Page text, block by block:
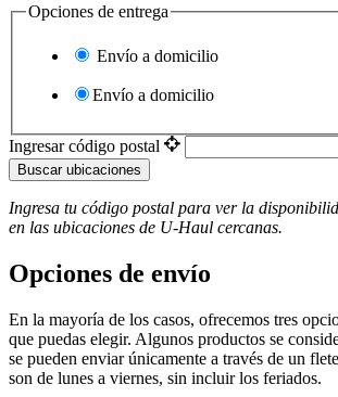
Opciones de entrega
Envío a domicilio
Envío a domicilio
Ingresar código postal
Buscar ubicaciones
Ingresa tu código postal para ver la
en las ubicaciones de U-Haul ​​​​​​​ cercanas.
Opciones de envío
En la mayoría de los casos, ofrecemos tres
que puedas elegir. Algunos productos se
se pueden enviar únicamente a través de un
son de lunes a viernes, sin incluir los feriados.